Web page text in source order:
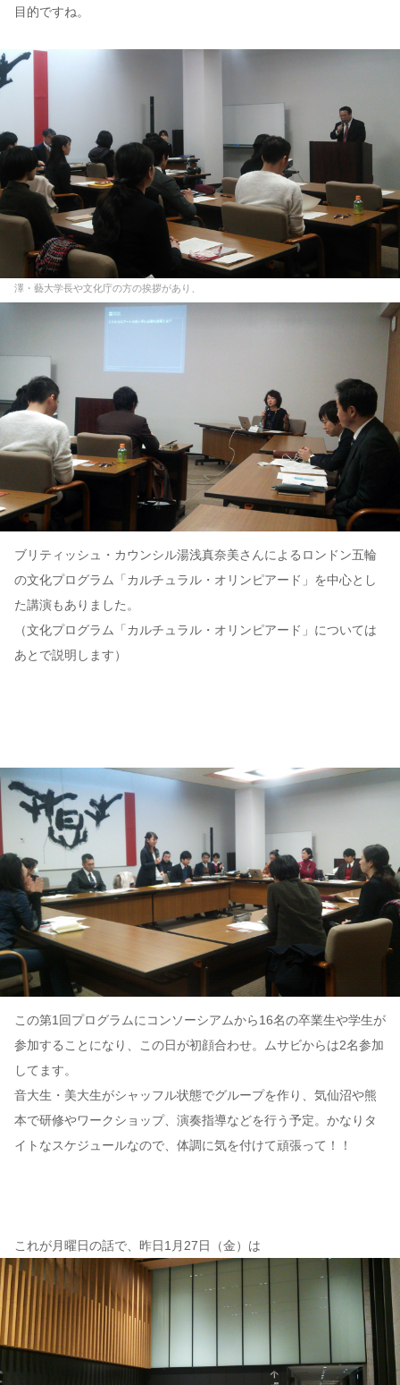
目的ですね。
澤・藝大学長や文化庁の方の挨拶があり、
ブリティッシュ・カウンシル湯浅真奈美さんによるロンドン五輪
の文化プログラム「カルチュラル・オリンピアード」を中心とし
た講演もありました。
（文化プログラム「カルチュラル・オリンピアード」については
あとで説明します）
この第1回プログラムにコンソーシアムから16名の卒業生や学生が
参加することになり、この日が初顔合わせ。ムサビからは2名参加
してます。
音大生・美大生がシャッフル状態でグループを作り、気仙沼や熊
本で研修やワークショップ、演奏指導などを行う予定。かなりタ
イトなスケジュールなので、体調に気を付けて頑張って！！
これが月曜日の話で、昨日1月27日（金）は